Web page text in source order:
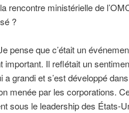
rencontre ministérielle de
?
pense que c’était un
important. Il reflétait un
a grandi et s’est développé
menée par les corporations.
sous le leadership des États-